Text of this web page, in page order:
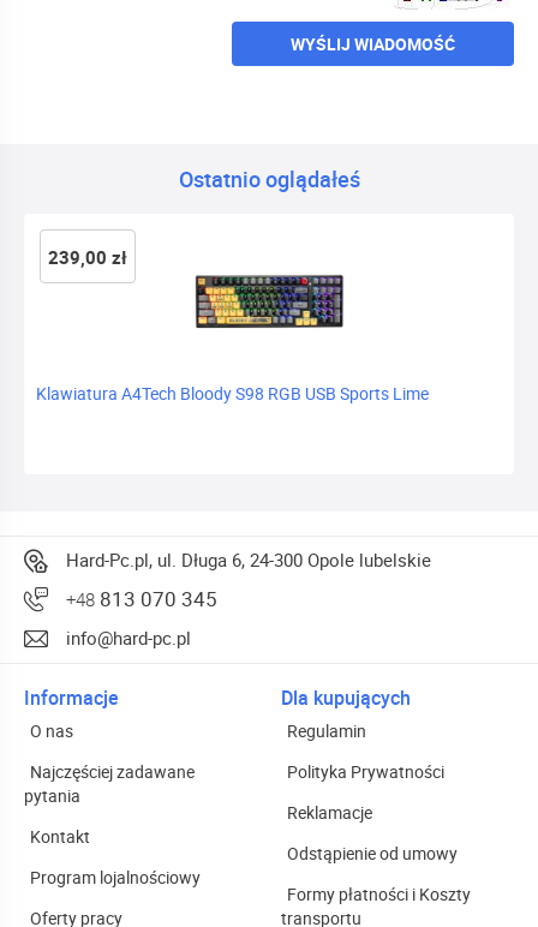
WYŚLIJ WIADOMOŚĆ
Ostatnio oglądałeś
Klawiatura A4Tech Bloody S98 RGB USB Sports Lime
239,00 zł
Hard-Pc.pl, ul. Długa 6, 24-300 Opole lubelskie
+48 813 070 345
info@hard-pc.pl
Informacje
O nas
Najczęściej zadawane
pytania
Kontakt
Program lojalnościowy
Oferty pracy
Dla kupujących
Regulamin
Polityka Prywatności
Reklamacje
Odstąpienie od umowy
Formy płatności i Koszty
transportu